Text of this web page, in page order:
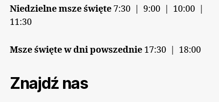
Niedzielne msze święte 7:30 | 9:00 | 10:00 |
11:30
Msze święte w dni powszednie 17:30 | 18:00
Znajdź nas